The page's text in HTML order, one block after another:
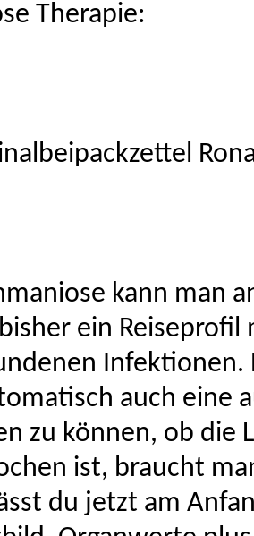
Therapie:
kann man
ein Reiseprofil
auch eine
zu können, ob die
ist, braucht
du jetzt am